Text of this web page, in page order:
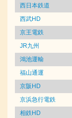
西日本鉄道
西武HD
京王電鉄
JR九州
鴻池運輸
福山通運
京阪HD
京浜急行電鉄
相鉄HD